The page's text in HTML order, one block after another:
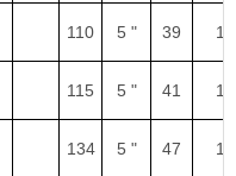
110 5 " 39 1
115 5 " 41 1
134 5 " 47 1